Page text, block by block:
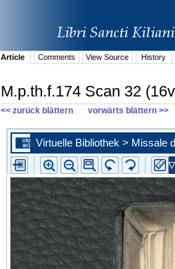
Article Comments View Source History
M.p.th.f.174 Scan 32
<< zurück blättern vorwärts blättern >>